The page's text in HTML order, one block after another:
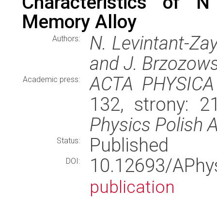
Memory Alloy
Authors:
N. Levintant-
and J.
Academic press:
ACTA
132, strony:
Physics Polish
Status: Published
DOI: 10.12693/
publication